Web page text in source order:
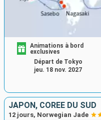
Animations à bord
exclusives
Départ de Tokyo
jeu. 18 nov. 2027
JAPON, CORÉE DU SUD
12 jours, Norwegian Jade